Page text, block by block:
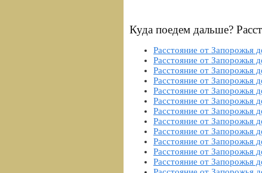
Куда поедем дальше?
Расстояние от Запорожья
Расстояние от Запорожья
Расстояние от Запорожья
Расстояние от Запорожья
Расстояние от Запорожья
Расстояние от Запорожья
Расстояние от Запорожья
Расстояние от Запорожья
Расстояние от Запорожья
Расстояние от Запорожья
Расстояние от Запорожья
Расстояние от Запорожья